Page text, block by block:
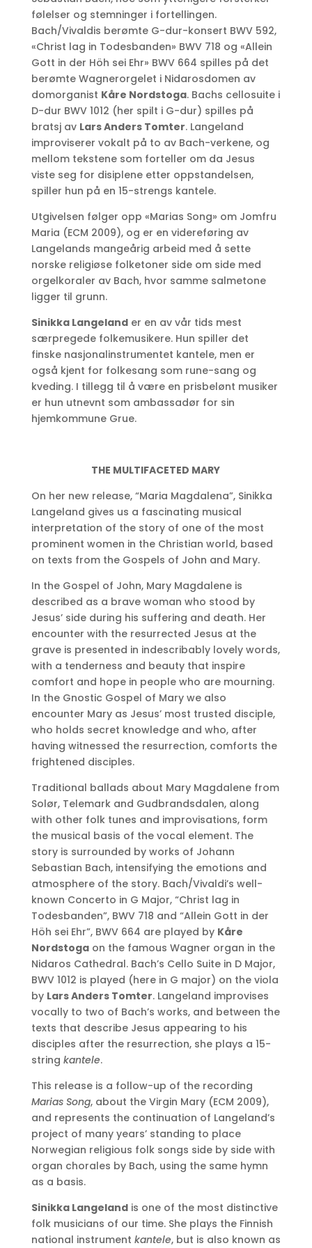
følelser og stemninger i fortellingen.
Bach/Vivaldis berømte G-dur-kon­sert BWV 592,
«Christ lag in Todesbanden» BWV 718 og «Allein
Gott in der Höh sei Ehr» BWV 664 spilles på det
berømte Wagnerorgelet i Nidarosdomen av
domorganist Kåre Nordstoga. Bachs cellosuite i
D-dur BWV 1012 (her spilt i G-dur) spilles på
bratsj av Lars Anders Tomter. Langeland
improviserer vokalt på to av Bach-verkene, og
mellom tekstene som forteller om da Jesus
viste seg for disiplene etter oppstandelsen,
spiller hun på en 15-strengs kantele.
Utgivelsen følger opp «Marias Song» om Jomfru
Maria (ECM 2009), og er en videreføring av
Langelands mangeårig arbeid med å sette
norske religiøse folketoner side om side med
orgelkoraler av Bach, hvor samme salmetone
ligger til grunn.
Sinikka Langelander en av vår tids mest
særpregede folkemusikere. Hun spiller det
finske nasjonalinstrumentet kantele, men er
også kjent for folkesang som rune-sang og
kveding. I tillegg til å være en prisbelønt musiker
er hun utnevnt som ambassadør for sin
hjemkommune Grue.
THE MULTIFACETED MARY
On her new release, “Maria Magdalena”, Sinikka
Langeland gives us a fascinating musical
interpretation of the story of one of the most
prominent women in the Christian world, based
on texts from the Gospels of John and Mary.
In the Gospel of John, Mary Magdalene is
described as a brave woman who stood by
Jesus’ side during his suffering and death. Her
encounter with the resurrected Jesus at the
grave is presented in indescribably lovely words,
with a tenderness and beauty that inspire
comfort and hope in people who are mourning.
In the Gnostic Gospel of Mary we also
encounter Mary as Jesus’ most trusted disciple,
who holds secret knowledge and who, after
having witnessed the resurrection, comforts the
frightened disciples.
Traditional ballads about Mary Magdalene from
Solør, Telemark and Gudbrandsdalen, along
with other folk tunes and improvisations, form
the musical basis of the vocal element. The
story is surrounded by works of Johann
Sebastian Bach, intensifying the emotions and
atmosphere of the story. Bach/Vivaldi’s well-
known Concerto in G Major, “Christ lag in
Todesbanden”, BWV 718 and “Allein Gott in der
Höh sei Ehr”, BWV 664 are played by Kåre
Nordstogaon the famous Wagner organ in the
Nidaros Cathedral. Bach’s Cello Suite in D Major,
BWV 1012 is played (here in G major) on the viola
by Lars Anders Tomter. Langeland improvises
vocally to two of Bach’s works, and between the
texts that describe Jesus appearing to his
disciples after the resurrection, she plays a 15-
string kantele.
This release is a follow-up of the recording
Marias Song, about the Virgin Mary (ECM 2009),
and represents the continuation of Langeland’s
project of many years’ standing to place
Norwegian religious folk songs side by side with
organ chorales by Bach, using the same hymn
as a basis.
Sinikka Langelandis one of the most distinctive
folk musicians of our time. She plays the Finnish
national instrument kantele, but is also known as